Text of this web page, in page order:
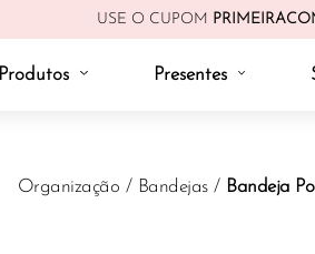
USE O CUPOM
Produtos Presentes
Organização / Bandejas / Bandeja